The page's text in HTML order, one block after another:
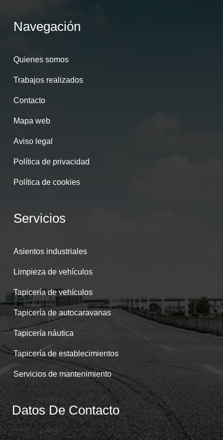
Navegación
Quienes somos
Trabajos realizados
Contacto
Mapa web
Aviso legal
Política de privacidad
Política de cookies
Servicios
Asientos industriales
Limpieza de vehículos
Tapicería de vehículos
Tapicería de autocaravanas
Tapicería náutica
Tapicería de establecimientos
Servicios de mantenimiento
Datos De Contacto